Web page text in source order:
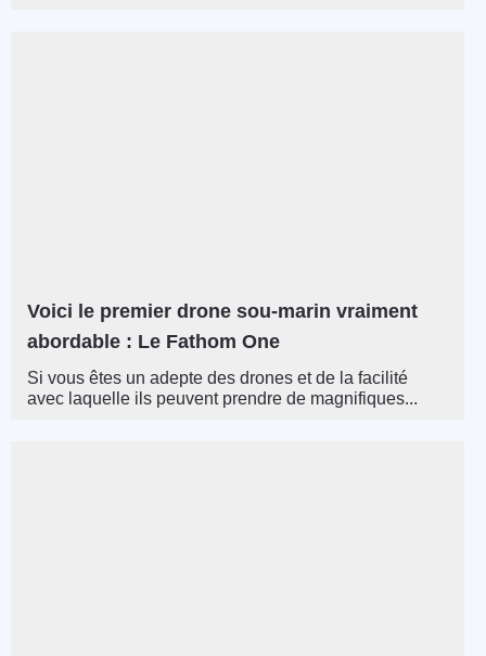
Voici le premier drone sou-marin vraiment
abordable : Le Fathom One
Si vous êtes un adepte des drones et de la facilité
avec laquelle ils peuvent prendre de magnifiques...